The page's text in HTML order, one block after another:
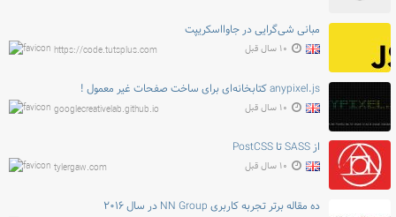
مبانی شی‌گرایی در جاوااسکریپت
https://code.tutsplus.com ۱۰ سال قبل
anypixel.js کتابخانه‌ای برای ساخت صفحات غیر معمول !
googlecreativelab.github.io ۱۰ سال قبل
از SASS تا PostCSS
tylergaw.com ۱۰ سال قبل
ده مقاله برتر تجربه کاربری NN Group در سال ۲۰۱۶